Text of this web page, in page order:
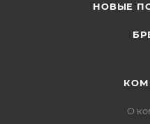
НОВЫЕ
О